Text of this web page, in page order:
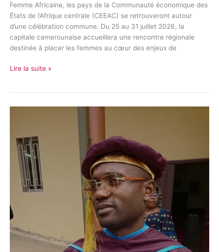
Femme Africaine, les pays de la Communauté économique des
États de l’Afrique centrale (CEEAC) se retrouveront autour
d’une célébration commune. Du 25 au 31 juillet 2026, la
capitale camerounaise accueillera une rencontre régionale
destinée à placer les femmes au cœur des enjeux de
Lire la suite »
diplomatie
patrimoine
de
la
restitution
culturelle